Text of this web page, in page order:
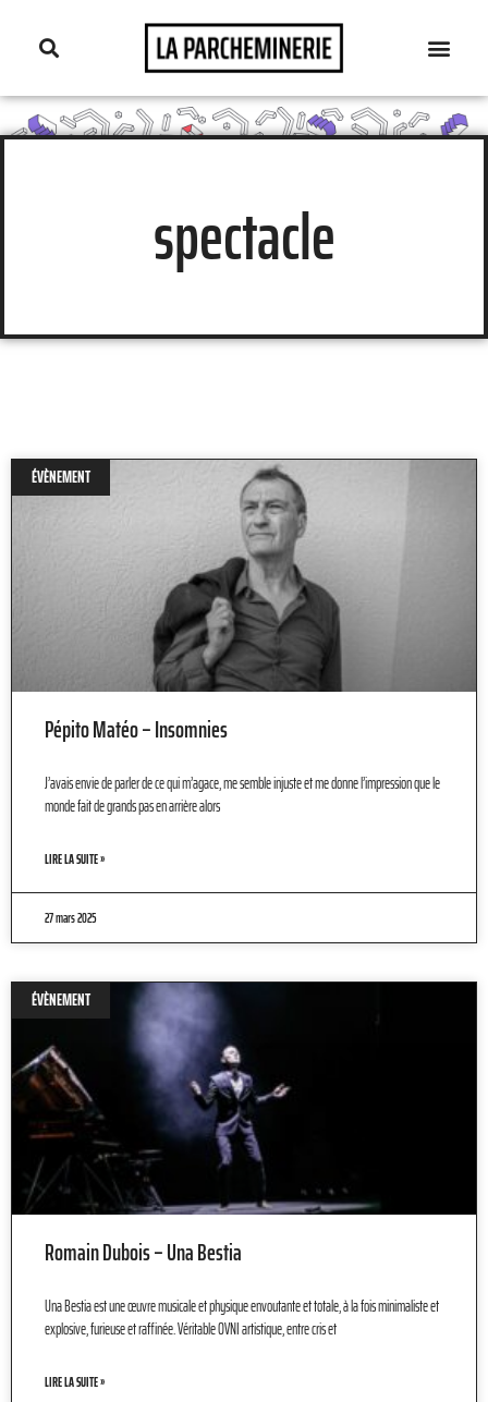
spectacle
ÉVÈNEMENT
Pépito Matéo – Insomnies
J’avais envie de parler de ce qui m’agace, me semble injuste et me donne l’impression que le
monde fait de grands pas en arrière alors
LIRE LA SUITE »
27 mars 2025
ÉVÈNEMENT
Romain Dubois – Una Bestia
Una Bestia est une œuvre musicale et physique envoutante et totale, à la fois minimaliste et
explosive, furieuse et raffinée. Véritable OVNI artistique, entre cris et
LIRE LA SUITE »